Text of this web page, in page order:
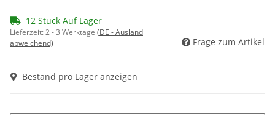
12 Stück Auf Lager
Lieferzeit:2 - 3 Werktage (DE - Ausland
abweichend)
Frage zum Artikel
Bestand pro Lager anzeigen